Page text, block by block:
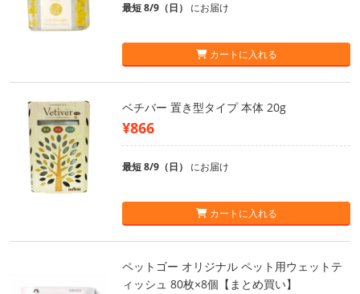
最短 8/9（日） にお届け
カートに入れる
ベチバー 置き型タイプ 本体 20g
¥866
最短 8/9（日） にお届け
カートに入れる
ペットゴー オリジナル ペット用ウェットテ
ィッシュ 80枚×8個【まとめ買い】